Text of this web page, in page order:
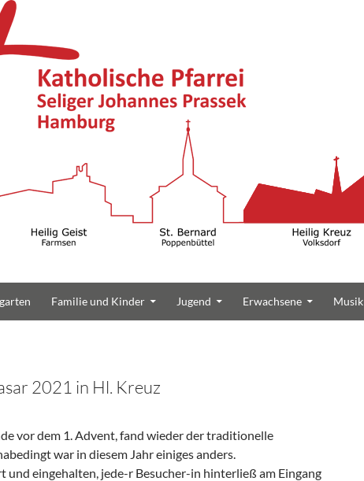
Familie und Kinder Jugend Erwachsene Musik
2021 in Hl. Kreuz
vor dem 1. Advent, fand wieder der traditionelle
war in diesem Jahr einiges anders.
eingehalten, jede-r Besucher-in hinterließ am Eingang